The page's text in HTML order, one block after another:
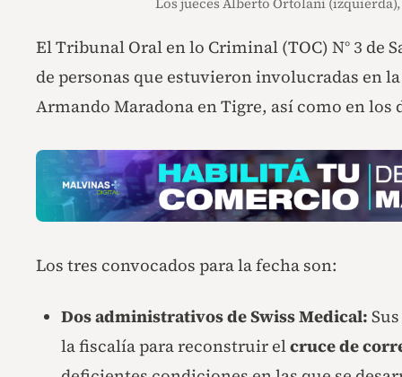
Los jueces Alberto Ortolani
El Tribunal Oral en lo Criminal (TOC) N° 3
de personas que estuvieron involucradas en
Armando Maradona en Tigre, así como en los
Los tres convocados para la fecha son:
Dos administrativos de Swiss Medical:
la fiscalía para reconstruir elcruce de